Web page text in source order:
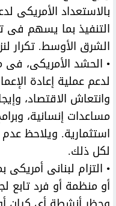
بالاستعداد
التنفيذ بما يسهم فى
الشرق الأوسط. تكرار
• الحشد الأمريكى، فى
لدعم عملية إعادة
وانتعاش الاقتصاد،
مساعدات إنسانية،
استثمارية. ويلاحظ
لكل ذلك.
• التزام لبنانى
أو منظمة أو فرد تابع